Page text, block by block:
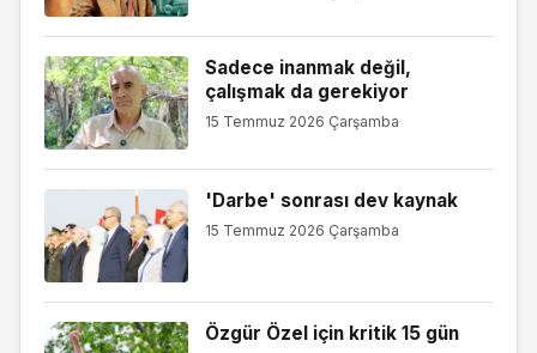
Sadece inanmak değil,
çalışmak da gerekiyor
15 Temmuz 2026 Çarşamba
'Darbe' sonrası dev kaynak
15 Temmuz 2026 Çarşamba
Özgür Özel için kritik 15 gün